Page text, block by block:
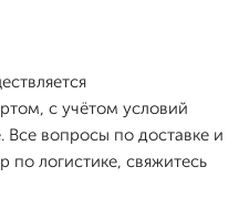
с учётом условий
Все вопросы по доставке и
логистике, свяжитесь